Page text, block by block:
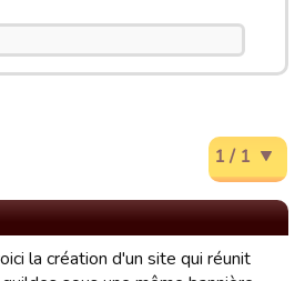
1 / 1
la création d'un site qui réunit